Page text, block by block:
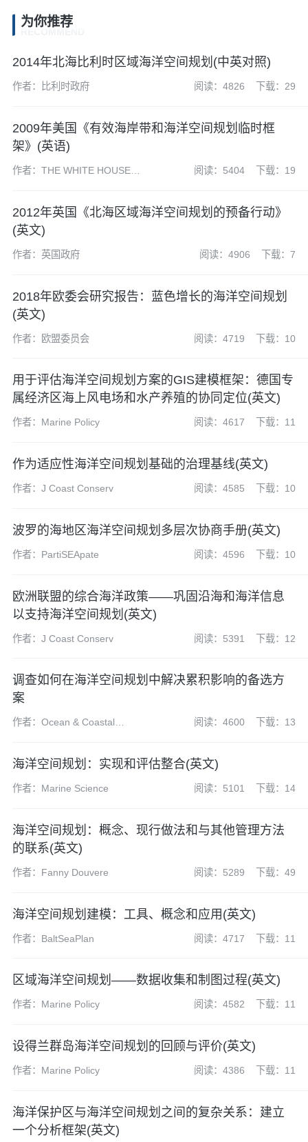
为你推荐
2014年北海比利时区域海洋空间规划(中英对照)
作者：比利时政府 阅读：4826 下载：29
2009年美国《有效海岸带和海洋空间规划临时框
架》(英语)
作者：THE WHITE HOUSE
阅读：5404 下载：19
2012年英国《北海区域海洋空间规划的预备行动》
(英文)
作者：英国政府 阅读：4906 下载：7
2018年欧委会研究报告：蓝色增长的海洋空间规划
(英文)
作者：欧盟委员会 阅读：4719 下载：10
用于评估海洋空间规划方案的GIS建模框架：德国专
属经济区海上风电场和水产养殖的协同定位(英文)
作者：Marine Policy 阅读：4617 下载：11
作为适应性海洋空间规划基础的治理基线(英文)
作者：J Coast Conserv 阅读：4585 下载：10
波罗的海地区海洋空间规划多层次协商手册(英文)
作者：PartiSEApate 阅读：4596 下载：10
欧洲联盟的综合海洋政策——巩固沿海和海洋信息
以支持海洋空间规划(英文)
作者：J Coast Conserv 阅读：5391 下载：12
调查如何在海洋空间规划中解决累积影响的备选方
案
作者：Ocean & Coastal
阅读：4600 下载：13
海洋空间规划：实现和评估整合(英文)
作者：Marine Science 阅读：5101 下载：14
海洋空间规划：概念、现行做法和与其他管理方法
的联系(英文)
作者：Fanny Douvere 阅读：5289 下载：49
海洋空间规划建模：工具、概念和应用(英文)
作者：BaltSeaPlan 阅读：4717 下载：11
区域海洋空间规划——数据收集和制图过程(英文)
作者：Marine Policy 阅读：4582 下载：11
设得兰群岛海洋空间规划的回顾与评价(英文)
作者：Marine Policy 阅读：4386 下载：11
海洋保护区与海洋空间规划之间的复杂关系：建立
一个分析框架(英文)